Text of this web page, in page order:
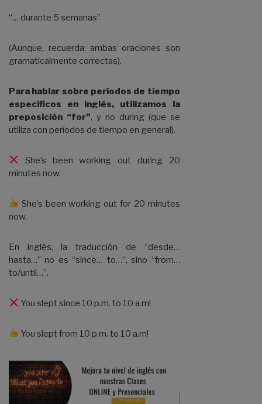
“… durante 5 semanas”
(Aunque, recuerda: ambas oraciones son
gramaticalmente correctas).
Para hablar sobre períodos de tiempo
específicos en inglés, utilizamos la
preposición “for”, y no during (que se
utiliza con períodos de tiempo en general).
She’s been working out during 20
minutes now.
She’s been working out for 20 minutes
now.
En inglés, la traducción de “desde…
hasta…” no es “since… to…”, sino “from…
to/until…”.
You slept since 10 p.m. to 10 a.m!
You slept from 10 p.m. to 10 a.m!